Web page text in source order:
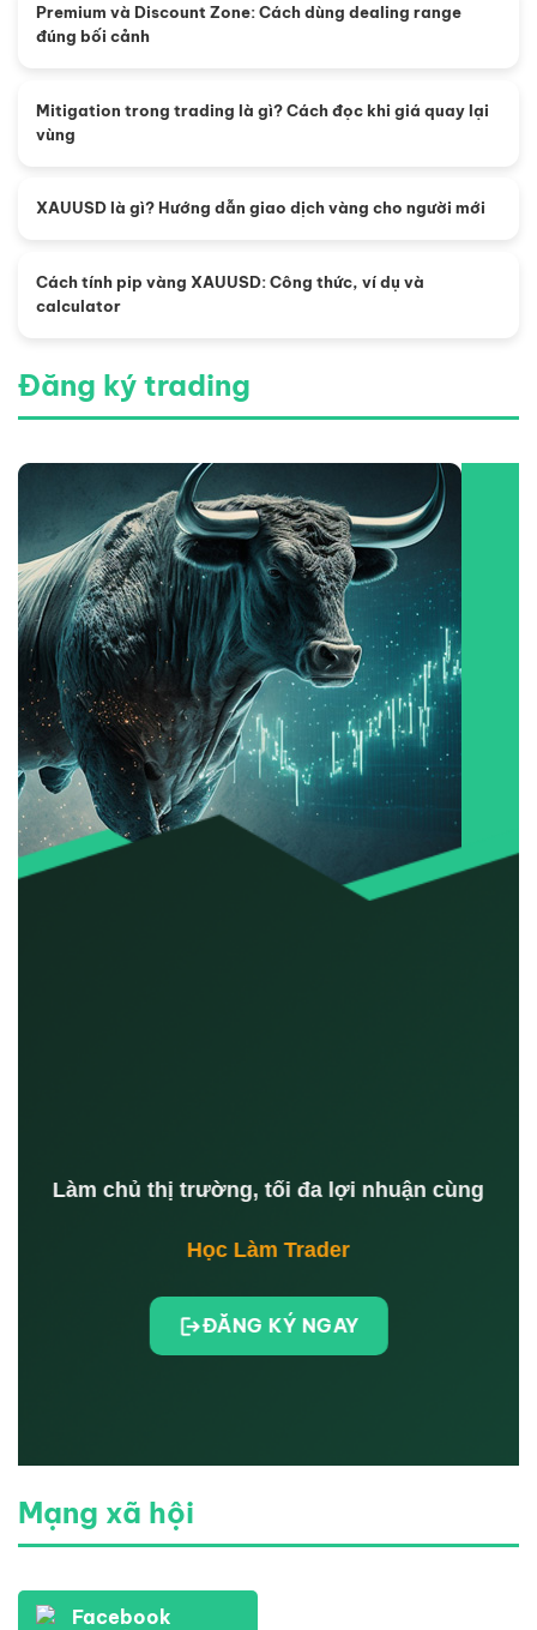
Premium và Discount Zone: Cách dùng dealing range
đúng bối cảnh
Mitigation trong trading là gì? Cách đọc khi giá quay lại
vùng
XAUUSD là gì? Hướng dẫn giao dịch vàng cho người mới
Cách tính pip vàng XAUUSD: Công thức, ví dụ và
calculator
Đăng ký trading
Làm chủ thị trường, tối đa lợi nhuận cùng
Học Làm Trader
ĐĂNG KÝ NGAY
Mạng xã hội
Facebook